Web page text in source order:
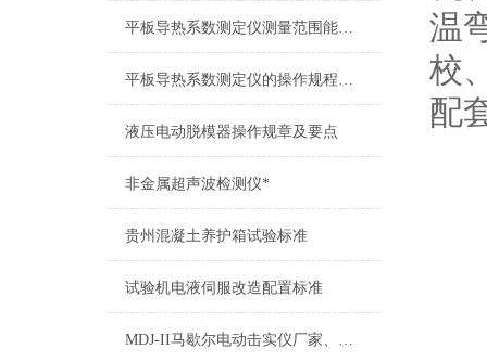
平板导热系数测定仪测量范围能有多广？
平板导热系数测定仪的操作规程是怎样的？
液压电动脱模器操作规章及要点
非金属超声波检测仪*
贵州混凝土养护箱试验标准
试验机电液伺服改造配置标准
MDJ-II马歇尔电动击实仪厂家、价格、图片、型号、参数
温
校
配